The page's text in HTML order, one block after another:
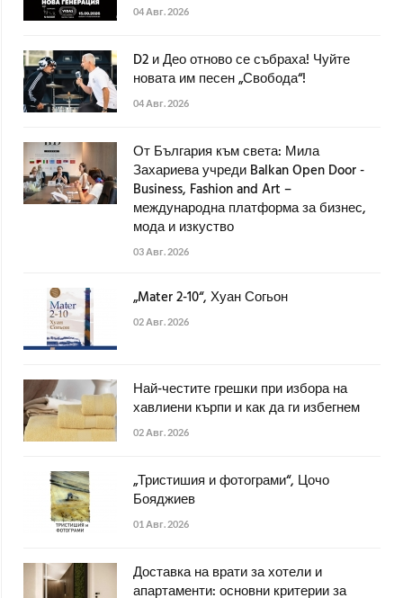
04 Авг. 2026
D2 и Део отново се събраха! Чуйте
новата им песен „Свобода“!
04 Авг. 2026
От България към света: Мила
Захариева учреди Balkan Open Door -
Business, Fashion and Art –
международна платформа за бизнес,
мода и изкуство
03 Авг. 2026
„Mater 2-10“, Хуан Согьон
02 Авг. 2026
Най-честите грешки при избора на
хавлиени кърпи и как да ги избегнем
02 Авг. 2026
„Тристишия и фотограми“, Цочо
Бояджиев
01 Авг. 2026
Доставка на врати за хотели и
апартаменти: основни критерии за